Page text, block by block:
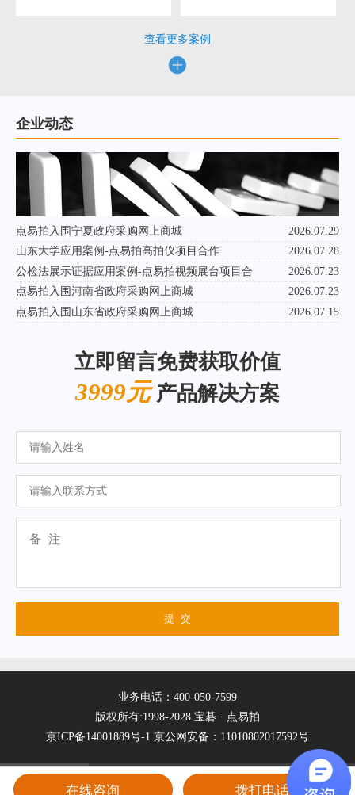
查看更多案例
企业动态
点易拍入围宁夏政府采购网上商城
2026.07.29
山东大学应用案例-点易拍高拍仪项目合作
2026.07.28
公检法展示证据应用案例-点易拍视频展台项目合
2026.07.23
点易拍入围河南省政府采购网上商城
2026.07.23
点易拍入围山东省政府采购网上商城
2026.07.15
立即留言免费获取价值
3999元产品解决方案
业务电话：400-050-7599
版权所有:1998-2028 宝碁 · 点易拍
京ICP备14001889号-1 京公网安备：11010802017592号
在线咨询 拨打电话